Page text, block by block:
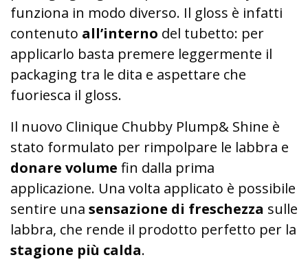
funziona in modo diverso. Il gloss è infatti
contenuto all’interno del tubetto: per
applicarlo basta premere leggermente il
packaging tra le dita e aspettare che
fuoriesca il gloss.
Il nuovo Clinique Chubby Plump& Shine è
stato formulato per rimpolpare le labbra e
donare volume fin dalla prima
applicazione. Una volta applicato è possibile
sentire una sensazione di freschezza sulle
labbra, che rende il prodotto perfetto per la
stagione più calda.